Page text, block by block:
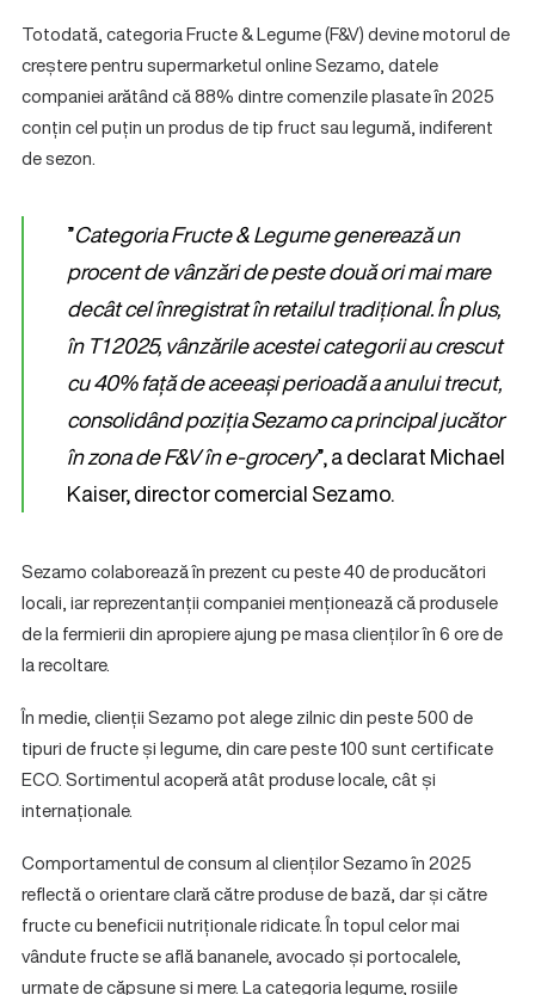
Totodată, categoria Fructe & Legume (F&V) devine motorul de
creștere pentru supermarketul online Sezamo, datele
companiei arătând că 88% dintre comenzile plasate în 2025
conțin cel puțin un produs de tip fruct sau legumă, indiferent
de sezon.
”Categoria Fructe & Legume generează un
procent de vânzări de peste două ori mai mare
decât cel înregistrat în retailul tradițional. În plus,
în T1 2025, vânzările acestei categorii au crescut
cu 40% față de aceeași perioadă a anului trecut,
consolidând poziția Sezamo ca principal jucător
în zona de F&V în e-grocery”, a declarat Michael
Kaiser, director comercial Sezamo.
Sezamo colaborează în prezent cu peste 40 de producători
locali, iar reprezentanții companiei menționează că produsele
de la fermierii din apropiere ajung pe masa clienților în 6 ore de
la recoltare.
În medie, clienții Sezamo pot alege zilnic din peste 500 de
tipuri de fructe și legume, din care peste 100 sunt certificate
ECO. Sortimentul acoperă atât produse locale, cât și
internaționale.
Comportamentul de consum al clienților Sezamo în 2025
reflectă o orientare clară către produse de bază, dar și către
fructe cu beneficii nutriționale ridicate. În topul celor mai
vândute fructe se află bananele, avocado și portocalele,
urmate de căpșune și mere. La categoria legume, roșiile